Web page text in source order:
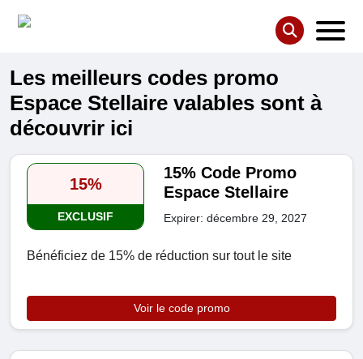
Les meilleurs codes promo
Espace Stellaire valables sont à
découvrir ici
15%
EXCLUSIF
15% Code Promo
Espace Stellaire
Expirer: décembre 29, 2027
Bénéficiez de 15% de réduction sur tout le site
Voir le code promo